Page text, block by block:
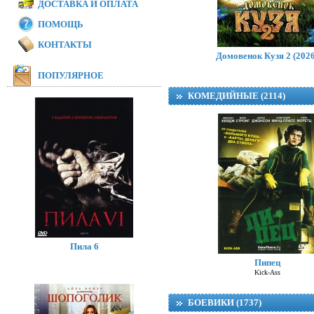
Домовенок Кузя 2
КОМЕДИЙНЫЕ (2114)
Пипец
Kick-Ass
БОЕВИКИ (1737)
ДОСТАВКА И ОПЛАТА
ПОМОЩЬ
КОНТАКТЫ
ПОПУЛЯРНОЕ
Пила 6